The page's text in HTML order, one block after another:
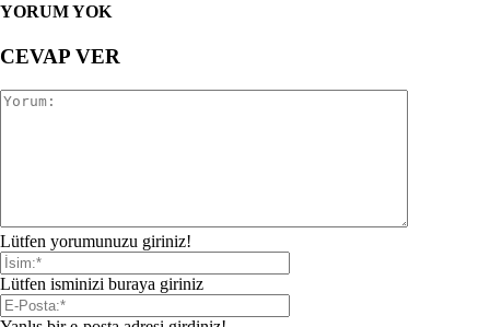
YORUM YOK
CEVAP VER
Lütfen yorumunuzu giriniz!
Lütfen isminizi buraya giriniz